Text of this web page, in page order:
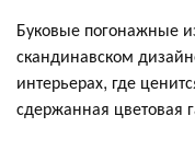
Буковые погонажные
скандинавском
интерьерах, где
сдержанная цветовая